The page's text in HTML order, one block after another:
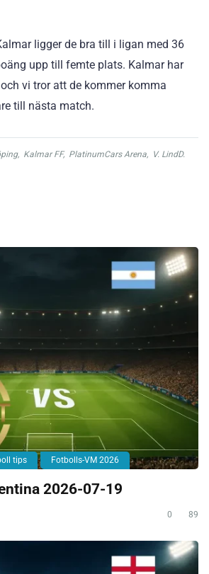
ligger de bra till i ligan med 36
upp till femte plats. Kalmar har
vi tror att de kommer komma
till nästa match.
, Kalmar FF, PlatinumCars Arena, V. LindD.
tips Fotbolls-VM 2026
2026-07-19
0 89